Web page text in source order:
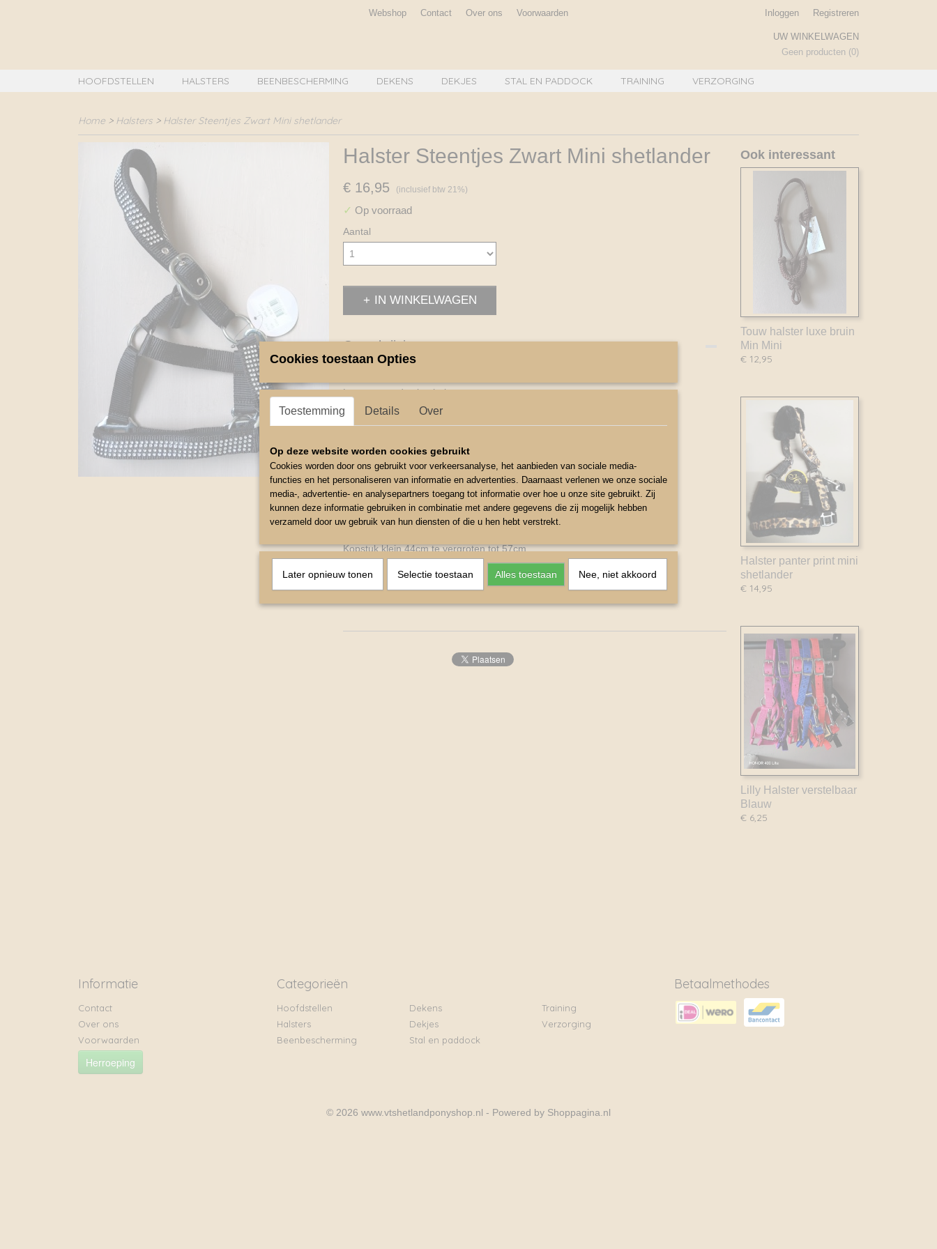
Webshop Contact Over ons Voorwaarden Inloggen Registreren
UW WINKELWAGEN
Geen producten (0)
HOOFDSTELLEN HALSTERS BEENBESCHERMING DEKENS DEKJES STAL EN PADDOCK TRAINING VERZORGING
Home > Halsters > Halster Steentjes Zwart Mini shetlander
Halster Steentjes Zwart Mini shetlander
€ 16,95 (inclusief btw 21%)
✓ Op voorraad
Aantal
IN WINKELWAGEN
Omschrijving
Luxe gevoerd nylon halster
Halster is verzierd met siersteentjes op
Het halster is op drie plaatsen verstelbaar
Kleur Zwart
Maat Mini shetlander
Neusomvang rond klein 47cm te vergroten tot 58cm
Kopstuk klein 44cm te vergroten tot 57cm
Bakstuk 10cm
Keel 29cm
Ook interessant
Touw halster luxe bruin
Min Mini
€ 12,95
Halster panter print mini
shetlander
€ 14,95
Lilly Halster verstelbaar
Blauw
€ 6,25
Informatie
Contact
Over ons
Voorwaarden
Herroeping
Categorieën
Hoofdstellen
Halsters
Beenbescherming
Dekens
Dekjes
Stal en paddock
Training
Verzorging
Betaalmethodes
© 2026 www.vtshetlandponyshop.nl - Powered by Shoppagina.nl
Cookies toestaan Opties
Toestemming Details Over
Op deze website worden cookies gebruikt
Cookies worden door ons gebruikt voor verkeersanalyse, het aanbieden van sociale media-
functies en het personaliseren van informatie en advertenties. Daarnaast verlenen we onze sociale
media-, advertentie- en analysepartners toegang tot informatie over hoe u onze site gebruikt. Zij
kunnen deze informatie gebruiken in combinatie met andere gegevens die zij mogelijk hebben
verzameld door uw gebruik van hun diensten of die u hen hebt verstrekt.
Later opnieuw tonen Selectie toestaan Alles toestaan Nee, niet akkoord